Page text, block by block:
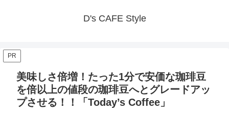
D's CAFE Style
PR
美味しさ倍増！たった1分で安価な珈琲豆
を倍以上の値段の珈琲豆へとグレードアッ
プさせる！！「Today’s Coffee」